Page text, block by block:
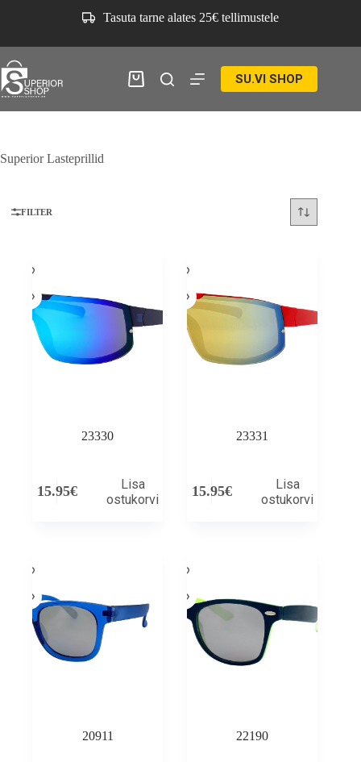
Tasuta tarne alates 25€ tellimustele
Ostukorv SU.VI SHOP
Superior Lasteprillid
FILTER
23330
15.95€
Lisa
ostukorvi
23331
15.95€
Lisa
ostukorvi
20911 22190